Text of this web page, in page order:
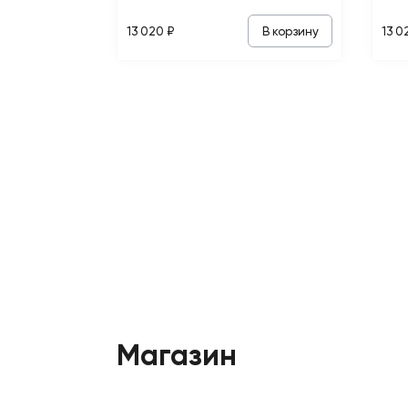
13 020 ₽ В корзину 13
Магазин